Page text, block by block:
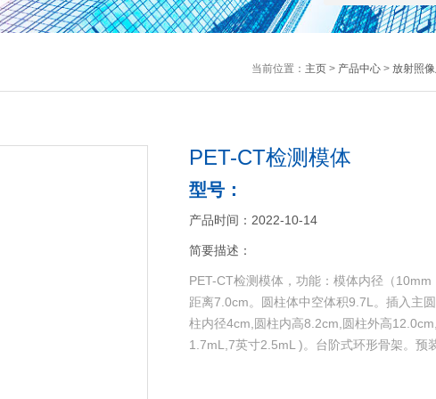
当前位置： 主页> 产品中心> 放射照
PET-CT检测模体
型号：
产品时间：2022-10-14
简要描述：
PET-CT检测模体，功能：模体内径（
距离7.0cm。圆柱体中空体积9.7L。插入主
柱内径4cm,圆柱内高8.2cm,圆柱外高
1.7mL,7英寸2.5mL )。台阶式环形骨架。预